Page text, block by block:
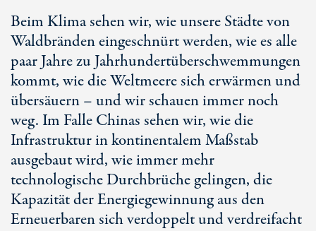
Beim Klima sehen wir, wie unsere Städte von
Waldbränden eingeschnürt werden, wie es alle
paar Jahre zu Jahrhundertüberschwemmungen
kommt, wie die Weltmeere sich erwärmen und
übersäuern – und wir schauen immer noch
weg. Im Falle Chinas sehen wir, wie die
Infrastruktur in kontinentalem Maßstab
ausgebaut wird, wie immer mehr
technologische Durchbrüche gelingen, die
Kapazität der Energiegewinnung aus den
Erneuerbaren sich verdoppelt und verdreifacht